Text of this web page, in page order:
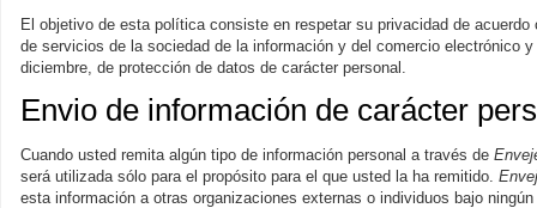
El objetivo de esta política consiste en respetar su privacidad de
de servicios de la sociedad de la información y del comercio electrónico
diciembre, de protección de datos de carácter personal.
Envio de información de carácter
Cuando usted remita algún tipo de información personal a través de
será utilizada sólo para el propósito para el que usted la ha remitido.
esta información a otras organizaciones externas o individuos bajo